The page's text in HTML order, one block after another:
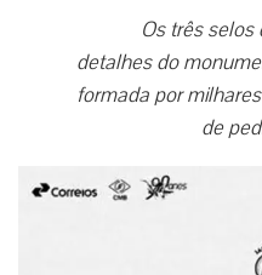
Os três
detalhes do
formada por
de